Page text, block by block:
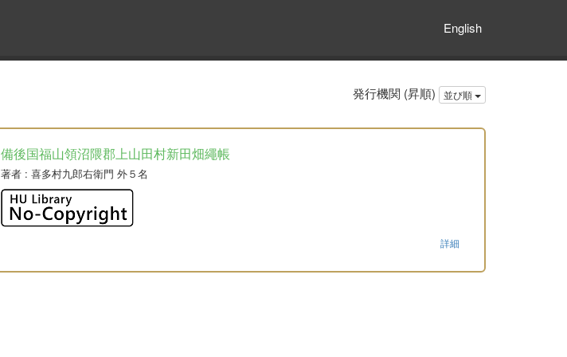
English
発行機関 (昇順) 並び順
備後国福山領沼隈郡上山田村新田畑繩帳
著者: 喜多村九郎右衛門 外５名
詳細